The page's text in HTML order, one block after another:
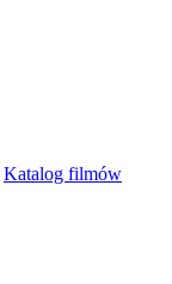
Katalog filmów